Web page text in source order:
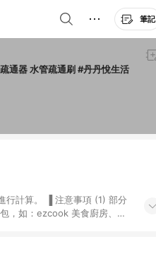
筆記
通器 水管疏通刷 #丹丹悅生活
，如：ezcook 美食廚房、樂